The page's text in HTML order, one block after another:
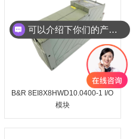
B&R 8EI8X8HWD10.0400-1 I/O
模块
可以介绍下你们的产品么